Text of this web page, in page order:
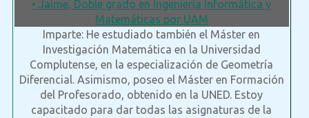
• Jaime, Doble grado en Ingeniería Informática y
Matemáticas por UAM
Imparte: He estudiado también el Máster en
Investigación Matemática en la Universidad
Complutense, en la especialización de Geometría
Diferencial. Asimismo, poseo el Máster en Formación
del Profesorado, obtenido en la UNED. Estoy
capacitado para dar todas las asignaturas de la